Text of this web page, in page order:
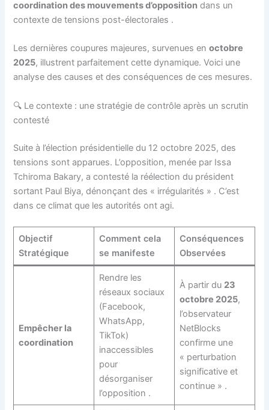
coordination des mouvements d’opposition dans un
contexte de tensions post-électorales .
Les dernières coupures majeures, survenues enoctobre
2025, illustrent parfaitement cette dynamique. Voici une
analyse des causes et des conséquences de ces mesures.
🔍 Le contexte : une stratégie de contrôle après un scrutin
contesté
Suite à l’élection présidentielle du 12 octobre 2025, des
tensions sont apparues. L’opposition, menée par Issa
Tchiroma Bakary, a contesté la réélection du président
sortant Paul Biya, dénonçant des « irrégularités » . C’est
dans ce climat que les autorités ont agi.
Objectif
Stratégique
Comment cela
se manifeste
Conséquences
Observées
Empêcher la
coordination
Rendre les
réseaux sociaux
(Facebook,
WhatsApp,
TikTok)
inaccessibles
pour
désorganiser
l’opposition .
À partir du 23
octobre 2025,
l’observateur
NetBlocks
confirme une
« perturbation
significative et
continue » .